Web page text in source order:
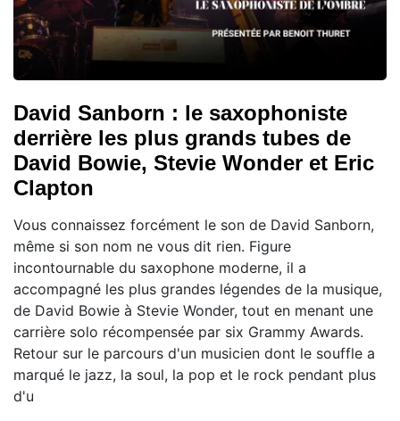
David Sanborn : le saxophoniste
derrière les plus grands tubes de
David Bowie, Stevie Wonder et Eric
Clapton
Vous connaissez forcément le son de David Sanborn,
même si son nom ne vous dit rien. Figure
incontournable du saxophone moderne, il a
accompagné les plus grandes légendes de la musique,
de David Bowie à Stevie Wonder, tout en menant une
carrière solo récompensée par six Grammy Awards.
Retour sur le parcours d'un musicien dont le souffle a
marqué le jazz, la soul, la pop et le rock pendant plus
d'u